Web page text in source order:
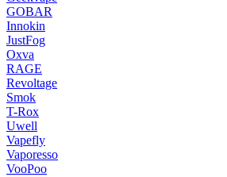
GOBAR
Innokin
JustFog
Oxva
RAGE
Revoltage
Smok
T-Rox
Uwell
Vapefly
Vaporesso
VooPoo